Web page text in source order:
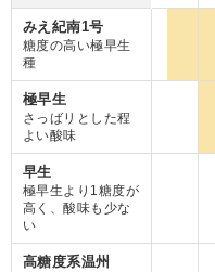
みえ紀南1号
糖度の高い極早生
種
極早生
さっばリとした程
よい酸味
早生
極早生より1糖度が
高く、酸味も少な
い
高糖度系温州